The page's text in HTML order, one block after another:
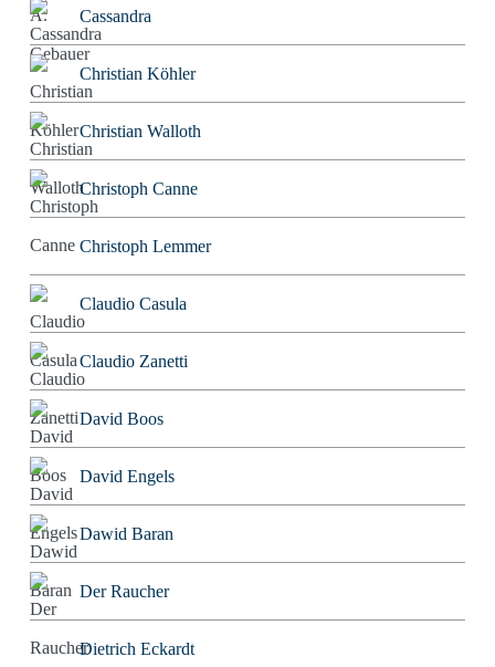
Cassandra
Christian Köhler
Christian Walloth
Christoph Canne
Christoph Lemmer
Claudio Casula
Claudio Zanetti
David Boos
David Engels
Dawid Baran
Der Raucher
Dietrich Eckardt